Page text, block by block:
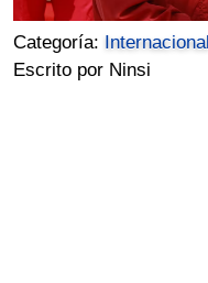
Categoría: Internacional
Escrito por Ninsi